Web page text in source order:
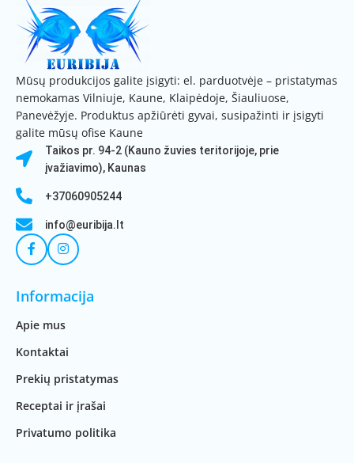
Mūsų produkcijos galite įsigyti: el. parduotvėje – pristatymas
nemokamas Vilniuje, Kaune, Klaipėdoje, Šiauliuose,
Panevėžyje. Produktus apžiūrėti gyvai, susipažinti ir įsigyti
galite mūsų ofise Kaune
Taikos pr. 94-2 (Kauno žuvies teritorijoje, prie
įvažiavimo), Kaunas
+37060905244
info@euribija.lt
Informacija
Apie mus
Kontaktai
Prekių pristatymas
Receptai ir įrašai
Privatumo politika